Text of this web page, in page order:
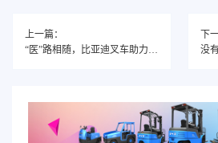
上一篇：
“医”路相随，比亚迪叉车助力医药行业“攻坚克难”！
下
没